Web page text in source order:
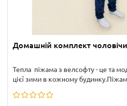
Домашній комплект
Тепла піжама з велсофту - це та
цієї зими в кожному